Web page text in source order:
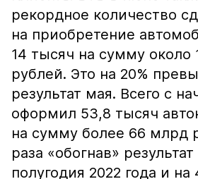
рекордное количество
на приобретение
14 тысяч на сумму около
рублей. Это на 20%
результат мая. Всего с
оформил 53,8 тысяч
на сумму более 66 млрд
раза «обогнав»
полугодия 2022 года и